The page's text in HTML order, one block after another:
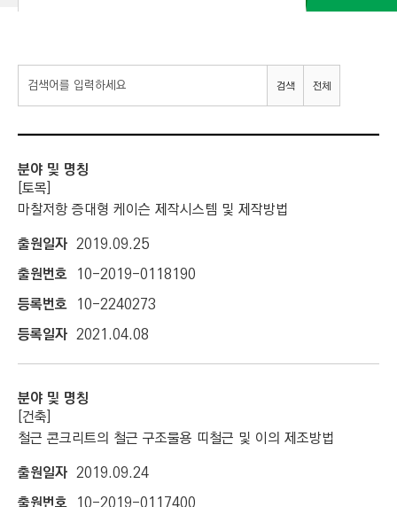
G
C
O
T
R
C
T
I
검색 전체
[토목]
마찰저항 증대형 케이슨 제작시스템 및 제작방법
2019.09.25
10-2019-0118190
10-2240273
2021.04.08
[건축]
철근 콘크리트의 철근 구조물용 띠철근 및 이의 제조방법
2019.09.24